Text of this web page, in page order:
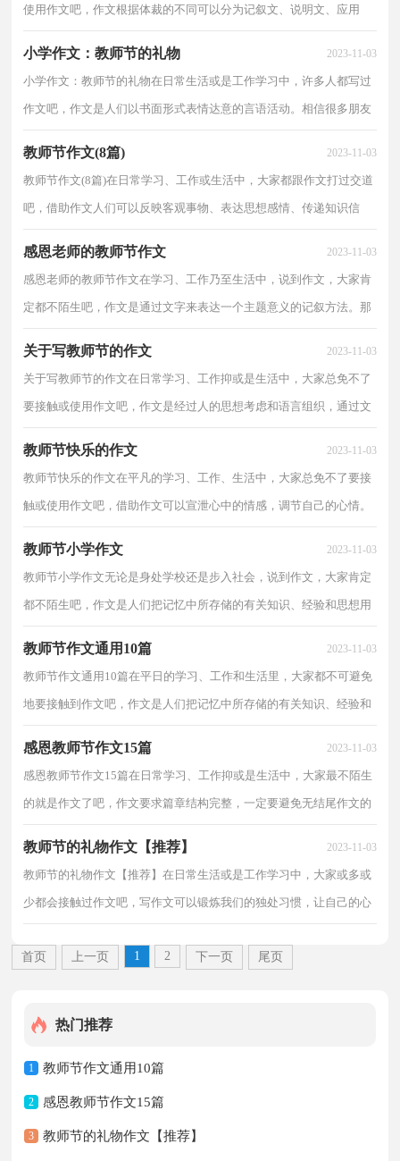
使用作文吧，作文根据体裁的不同可以分为记叙文、说明文、应用
小学作文：教师节的礼物 2023-11-03
小学作文：教师节的礼物在日常生活或是工作学习中，许多人都写过
作文吧，作文是人们以书面形式表情达意的言语活动。相信很多朋友
教师节作文(8篇) 2023-11-03
教师节作文(8篇)在日常学习、工作或生活中，大家都跟作文打过交道
吧，借助作文人们可以反映客观事物、表达思想感情、传递知识信
感恩老师的教师节作文 2023-11-03
感恩老师的教师节作文在学习、工作乃至生活中，说到作文，大家肯
定都不陌生吧，作文是通过文字来表达一个主题意义的记叙方法。那
关于写教师节的作文 2023-11-03
关于写教师节的作文在日常学习、工作抑或是生活中，大家总免不了
要接触或使用作文吧，作文是经过人的思想考虑和语言组织，通过文
教师节快乐的作文 2023-11-03
教师节快乐的作文在平凡的学习、工作、生活中，大家总免不了要接
触或使用作文吧，借助作文可以宣泄心中的情感，调节自己的心情。
教师节小学作文 2023-11-03
教师节小学作文无论是身处学校还是步入社会，说到作文，大家肯定
都不陌生吧，作文是人们把记忆中所存储的有关知识、经验和思想用
教师节作文通用10篇 2023-11-03
教师节作文通用10篇在平日的学习、工作和生活里，大家都不可避免
地要接触到作文吧，作文是人们把记忆中所存储的有关知识、经验和
感恩教师节作文15篇 2023-11-03
感恩教师节作文15篇在日常学习、工作抑或是生活中，大家最不陌生
的就是作文了吧，作文要求篇章结构完整，一定要避免无结尾作文的
教师节的礼物作文【推荐】 2023-11-03
教师节的礼物作文【推荐】在日常生活或是工作学习中，大家或多或
少都会接触过作文吧，写作文可以锻炼我们的独处习惯，让自己的心
首页
上一页 1 2 下一页 尾页
热门推荐
1 教师节作文通用10篇
2 感恩教师节作文15篇
3 教师节的礼物作文【推荐】